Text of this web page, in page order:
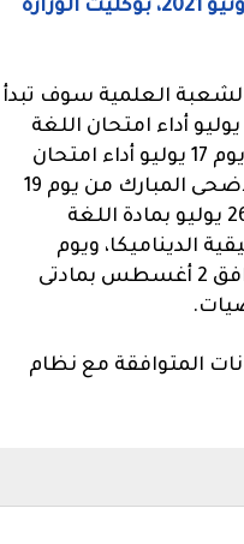
الامتحان التجريبى في اللغة الالمانية للصف الثالث الثانوى بالاجابات يونيو 2021، بوكليت الوزارة
الشعبة العلمية سوف تبدأ
امتحاناتهم اليوم الموافق 10 يوليو 2021، بمادة اللغة العربية، و يوم 12 يوليو أداء امتحان اللغة
الأجنبية الثانية، و يوم 14 يوليو أداء امتحان الجبر والهندسة الفراغية، ويوم 17 يوليو أداء امتحان
الكيمياء، سوف يأخذ طلاب وطالبات الصف الثالث الثانوي اجازة عيد الاضحى المبارك من يوم 19
يوليو الى يوم 23، تعود الامتحانات يوم 24 يوليو بمادة الفيزياء، و يوم 26 يوليو بمادة اللغة
الرياضيات التطبيقية الديناميكا، ويوم
السبت الموافق 31 يوليو بمادتى الأحياء و الأستاتيكا، ويوم الإثنين الموافق 2 أغسطس بمادتى
المتوافقة مع نظام